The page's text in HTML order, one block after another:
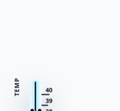
40
39
TEMP